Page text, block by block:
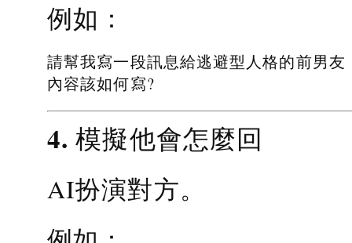
例如：
請幫我寫一段訊息給逃避型人格的前男友
內容該如何寫?
4. 模擬他會怎麼回
AI扮演對方。